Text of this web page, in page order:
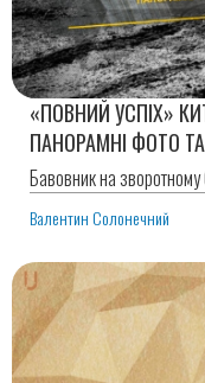
«ПОВНИЙ УСПІХ»
ПАНОРАМНІ ФОТО
Бавовник на зворотному
Валентин Солонечний